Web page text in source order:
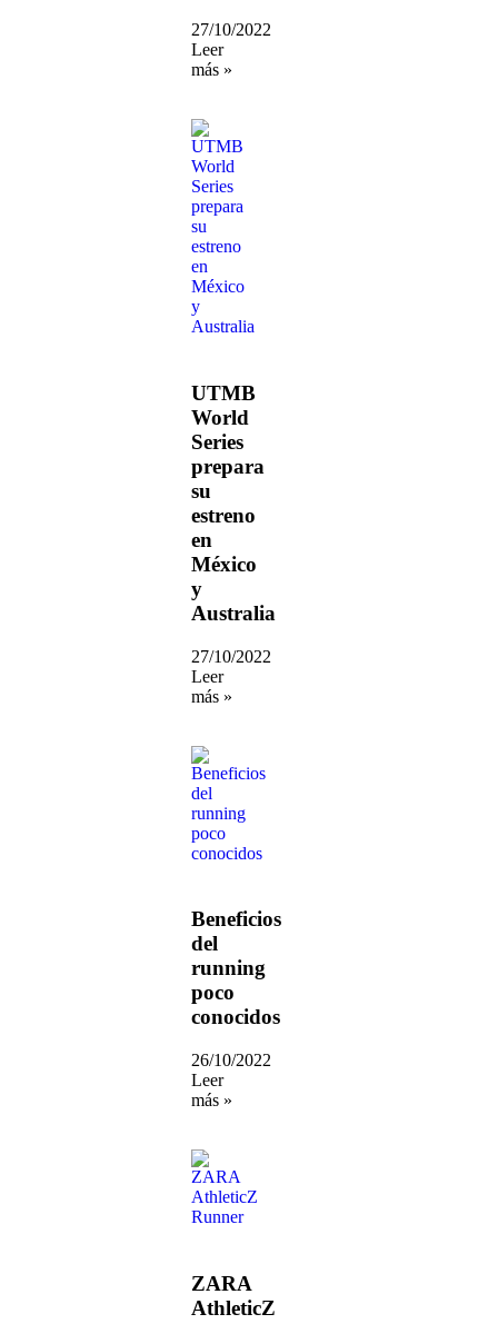
27/10/2022
Leer
más »
UTMB
World
Series
prepara
su
estreno
en
México
y
Australia
27/10/2022
Leer
más »
Beneficios
del
running
poco
conocidos
26/10/2022
Leer
más »
ZARA
AthleticZ